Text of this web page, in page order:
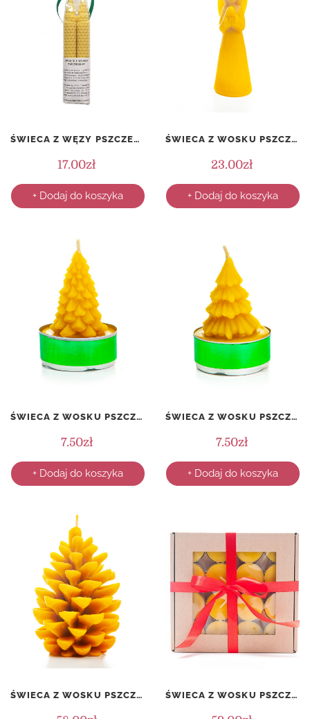
ŚWIECA Z WĘZY PSZCZELEJ – STOŻEK 4 – KOMPLET (2 SZTUKI)
17.00zł
+ Dodaj do koszyka
ŚWIECA Z WOSKU PSZCZELEGO – ANIOŁ
23.00zł
+ Dodaj do koszyka
ŚWIECA Z WOSKU PSZCZELEGO – PODGRZEWACZ – JODŁA
7.50zł
+ Dodaj do koszyka
ŚWIECA Z WOSKU PSZCZELEGO – PODGRZEWACZ – ŚWIERK
7.50zł
+ Dodaj do koszyka
ŚWIECA Z WOSKU PSZCZELEGO – DUŻA SZYSZKA – 150 MM ŚWIECA Z WOSKU PSZCZELEGO – PODGRZEWACZ – KOMPLET 16 SZTUK